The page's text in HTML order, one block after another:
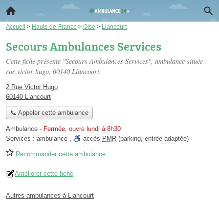
Accueil > Hauts-de-France > Oise > Liancourt
Secours Ambulances Services
Cette fiche présente "Secours Ambulances Services", ambulance située
rue victor hugo, 60140 Liancourt.
2 Rue Victor Hugo
60140 Liancourt
📞 Appeler cette ambulance
Ambulance - Fermée, ouvre lundi à 8h30
Services : ambulance , accès PMR (parking, entrée adaptée)
Recommander cette ambulance
Améliorer cette fiche
Autres ambulances à Liancourt